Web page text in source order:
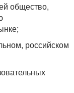
общество,
российском